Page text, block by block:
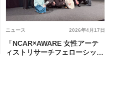
2026年4月17日
ニュース
「NCAR×AWARE 女性アーテ
ィストリサーチフェローシッ